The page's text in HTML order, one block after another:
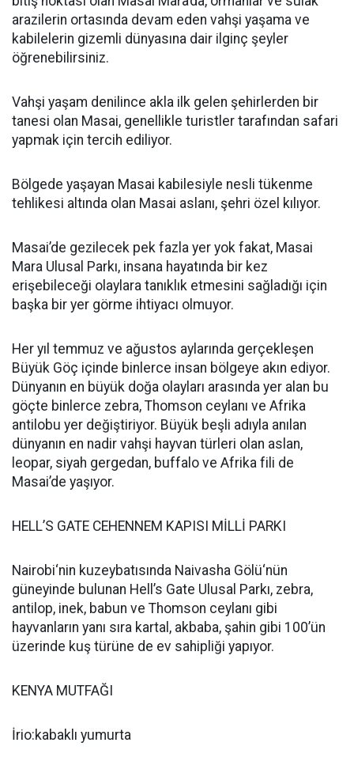
arazilerin ortasında devam eden vahşi yaşama ve
kabilelerin gizemli dünyasına dair ilginç şeyler
öğrenebilirsiniz.
Vahşi yaşam denilince akla ilk gelen şehirlerden bir
tanesi olan Masai, genellikle turistler tarafından safari
yapmak için tercih ediliyor.
Bölgede yaşayan Masai kabilesiyle nesli tükenme
tehlikesi altında olan Masai aslanı, şehri özel kılıyor.
Masai’de gezilecek pek fazla yer yok fakat, Masai
Mara Ulusal Parkı, insana hayatında bir kez
erişebileceği olaylara tanıklık etmesini sağladığı için
başka bir yer görme ihtiyacı olmuyor.
Her yıl temmuz ve ağustos aylarında gerçekleşen
Büyük Göç içinde binlerce insan bölgeye akın ediyor.
Dünyanın en büyük doğa olayları arasında yer alan bu
göçte binlerce zebra, Thomson ceylanı ve Afrika
antilobu yer değiştiriyor. Büyük beşli adıyla anılan
dünyanın en nadir vahşi hayvan türleri olan aslan,
leopar, siyah gergedan, buffalo ve Afrika fili de
Masai’de yaşıyor.
HELL’S GATE CEHENNEM KAPISI MİLLİ PARKI
Nairobi‘nin kuzeybatısında Naivasha Gölü‘nün
güneyinde bulunan Hell’s Gate Ulusal Parkı, zebra,
antilop, inek, babun ve Thomson ceylanı gibi
hayvanların yanı sıra kartal, akbaba, şahin gibi 100’ün
üzerinde kuş türüne de ev sahipliği yapıyor.
KENYA MUTFAĞI
İrio:kabaklı yumurta